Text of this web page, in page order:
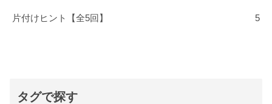
片付けヒント【全5回】 5
タグで探す